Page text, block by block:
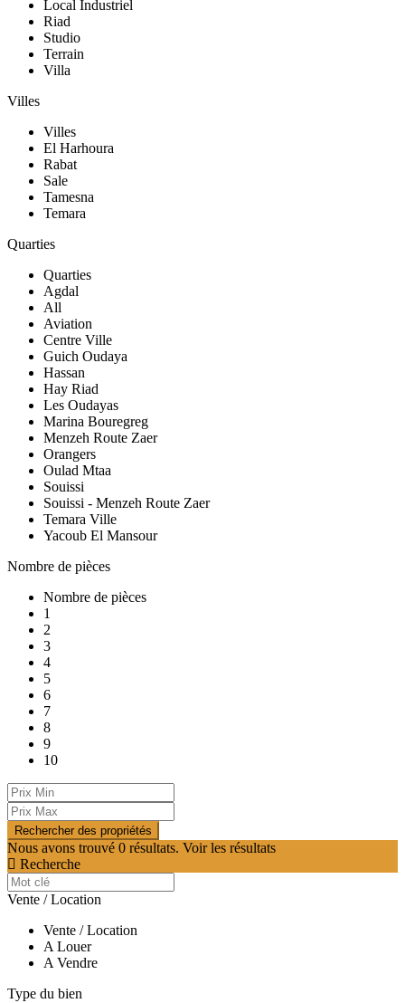
Local Industriel
Riad
Studio
Terrain
Villa
Villes
Villes
El Harhoura
Rabat
Sale
Tamesna
Temara
Quarties
Quarties
Agdal
All
Aviation
Centre Ville
Guich Oudaya
Hassan
Hay Riad
Les Oudayas
Marina Bouregreg
Menzeh Route Zaer
Orangers
Oulad Mtaa
Souissi
Souissi - Menzeh Route Zaer
Temara Ville
Yacoub El Mansour
Nombre de pièces
Nombre de pièces
1
2
3
4
5
6
7
8
9
10
Nous avons trouvé 0 résultats. Voir les résultats
Recherche
Vente / Location
Vente / Location
A Louer
A Vendre
Type du bien